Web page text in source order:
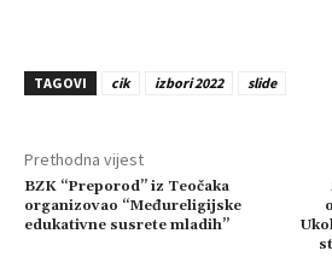
TAGOVI cik izbori 2022 slide
Prethodna vijest
BZK “Preporod” iz Teočaka
organizovao “Međureligijske
edukativne susrete mladih”